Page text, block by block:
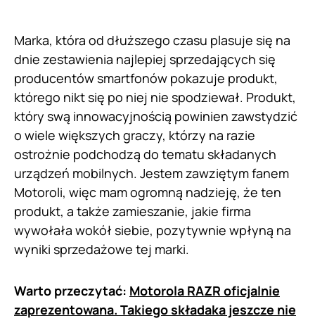
Marka, która od dłuższego czasu plasuje się na
dnie zestawienia najlepiej sprzedających się
producentów smartfonów pokazuje produkt,
którego nikt się po niej nie spodziewał. Produkt,
który swą innowacyjnością powinien zawstydzić
o wiele większych graczy, którzy na razie
ostrożnie podchodzą do tematu składanych
urządzeń mobilnych. Jestem zawziętym fanem
Motoroli, więc mam ogromną nadzieję, że ten
produkt, a także zamieszanie, jakie firma
wywołała wokół siebie, pozytywnie wpłyną na
wyniki sprzedażowe tej marki.
Warto przeczytać: Motorola RAZR oficjalnie
zaprezentowana. Takiego składaka jeszcze nie